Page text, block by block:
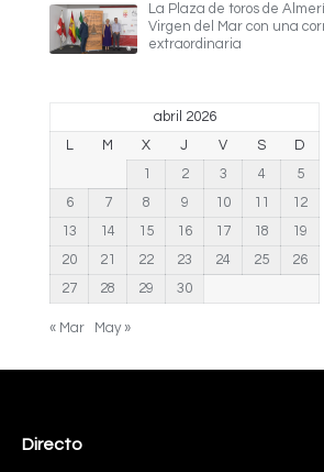
La Plaza de toros de
Virgen del Mar con una
extraordinaria
abril 2026
L
M X J V S
D
1
2 3 4
5
6
7 8 9 10 11
12
13
14 15 16 17 18
19
20
21 22 23 24 25
26
27
28 29 30
« Mar May »
Directo